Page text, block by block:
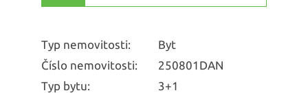
Typ nemovitosti:
Byt
Číslo nemovitosti:
250801DAN
Typ bytu:
3+1